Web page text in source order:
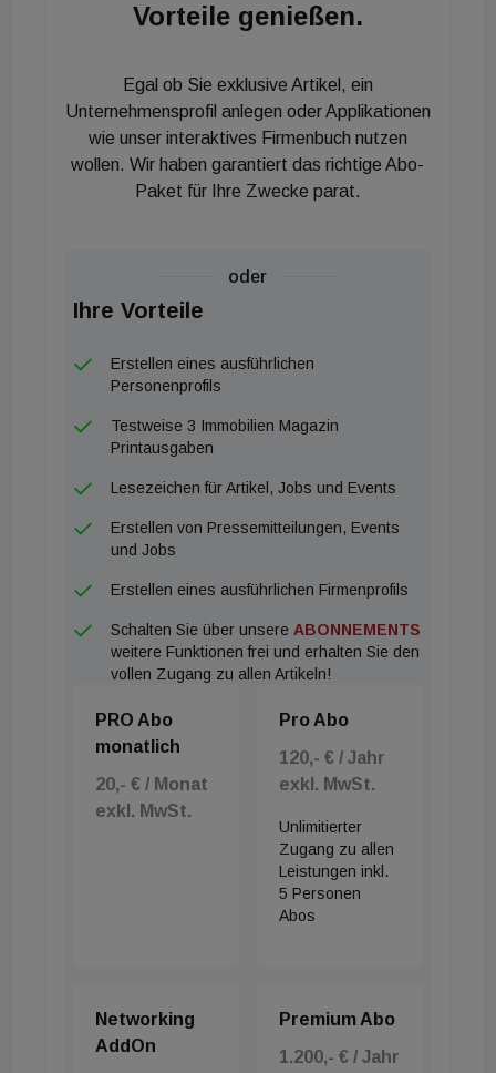
Vorteile genießen.
Egal ob Sie exklusive Artikel, ein
Unternehmensprofil anlegen oder Applikationen
wie unser interaktives Firmenbuch nutzen
wollen. Wir haben garantiert das richtige Abo-
Paket für Ihre Zwecke parat.
oder
Ihre Vorteile
Erstellen eines ausführlichen
Personenprofils
Testweise 3 Immobilien Magazin
Printausgaben
Lesezeichen für Artikel, Jobs und Events
Erstellen von Pressemitteilungen, Events
und Jobs
Erstellen eines ausführlichen Firmenprofils
Schalten Sie über unsere ABONNEMENTS
weitere Funktionen frei und erhalten Sie den
vollen Zugang zu allen Artikeln!
PRO Abo
monatlich
20,- € / Monat
exkl. MwSt.
Pro Abo
120,- € / Jahr
exkl. MwSt.
Unlimitierter
Zugang zu allen
Leistungen inkl.
5 Personen
Abos
Networking
AddOn
Premium Abo
1.200,- € / Jahr